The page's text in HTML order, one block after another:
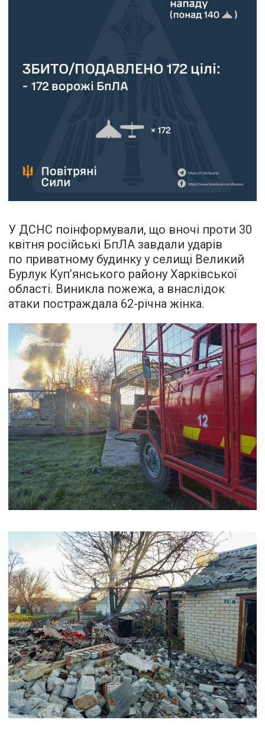
У ДСНС поінформували, що вночі проти 30
квітня російські БпЛА завдали ударів
по приватному будинку у селищі Великий
Бурлук Куп’янського району Харківської
області. Виникла пожежа, а внаслідок
атаки постраждала 62-річна жінка.